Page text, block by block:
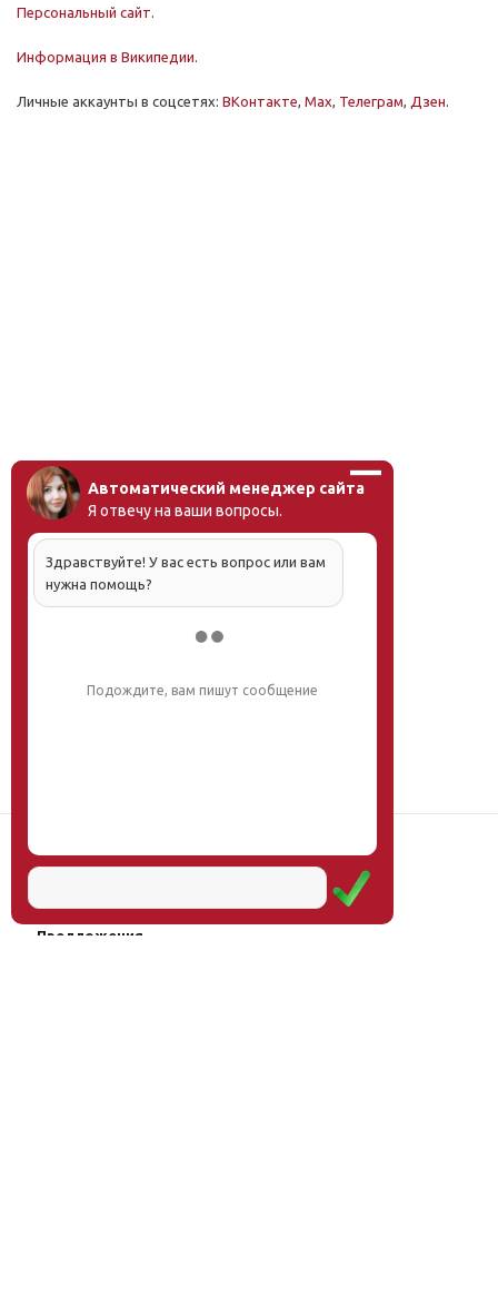
Персональный сайт.
Информация в Википедии.
Личные аккаунты в соцсетях: ВКонтакте, Мах, Телеграм, Дзен.
Научная школа
Услуги
Предложения
Автоматический менеджер сайта
Я отвечу на ваши вопросы.
Здравствуйте! У вас есть вопрос или вам
нужна помощь?
Подождите, вам пишут сообщение